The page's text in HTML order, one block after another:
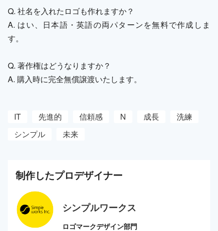
Q. 社名を入れたロゴも作れますか？
A. はい、日本語・英語の両パターンを無料で作成しま
す。
Q. 著作権はどうなりますか？
A. 購入時に完全無償譲渡いたします。
IT 先進的 信頼感 N 成長
洗練
シンプル
未来
制作したプロデザイナー
シンプルワークス
ロゴマークデザイン部門